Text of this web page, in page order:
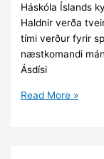
Háskóla Íslands
Haldnir verða
tími verður fyrir
næstkomandi
Ásdísi
Series
Read More »